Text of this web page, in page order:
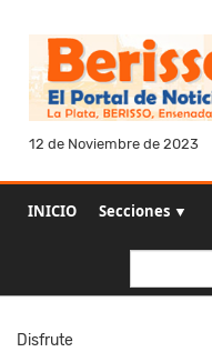
12 de Noviembre de 2023
INICIO Secciones ▼
Disfrute